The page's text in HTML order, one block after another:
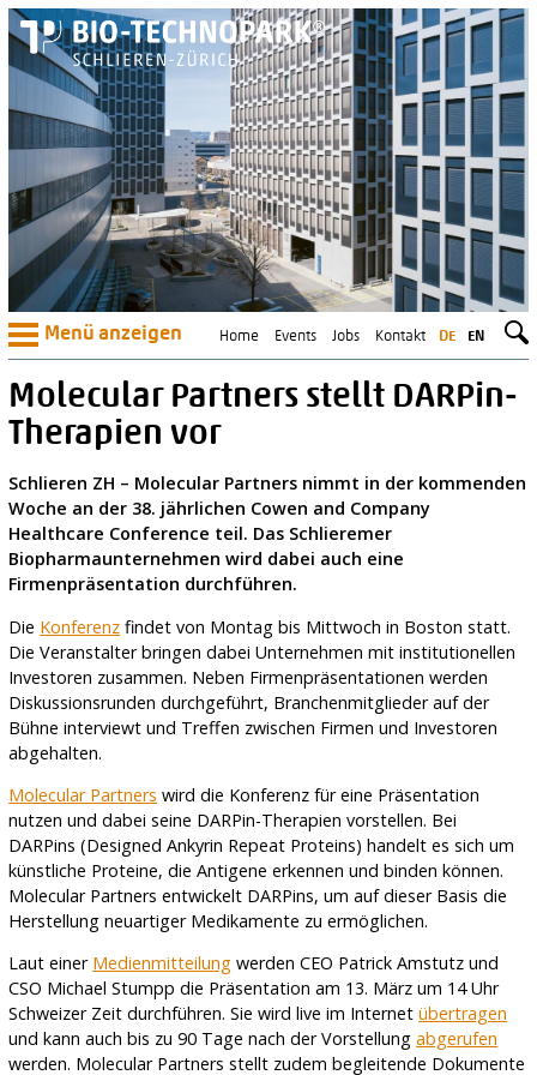
Menü anzeigen DE EN
Home Events Jobs Kontakt
Molecular Partners stellt DARPin-
Therapien vor
Schlieren ZH – Molecular Partners nimmt in der kommenden
Woche an der 38. jährlichen Cowen and Company
Healthcare Conference teil. Das Schlieremer
Biopharmaunternehmen wird dabei auch eine
Firmenpräsentation durchführen.
Die Konferenz findet von Montag bis Mittwoch in Boston statt.
Die Veranstalter bringen dabei Unternehmen mit institutionellen
Investoren zusammen. Neben Firmenpräsentationen werden
Diskussionsrunden durchgeführt, Branchenmitglieder auf der
Bühne interviewt und Treffen zwischen Firmen und Investoren
abgehalten.
Molecular Partners wird die Konferenz für eine Präsentation
nutzen und dabei seine DARPin-Therapien vorstellen. Bei
DARPins (Designed Ankyrin Repeat Proteins) handelt es sich um
künstliche Proteine, die Antigene erkennen und binden können.
Molecular Partners entwickelt DARPins, um auf dieser Basis die
Herstellung neuartiger Medikamente zu ermöglichen.
Laut einer Medienmitteilung werden CEO Patrick Amstutz und
CSO Michael Stumpp die Präsentation am 13. März um 14 Uhr
Schweizer Zeit durchführen. Sie wird live im Internetübertragen
und kann auch bis zu 90 Tage nach der Vorstellungabgerufen
werden. Molecular Partners stellt zudem begleitende Dokumente